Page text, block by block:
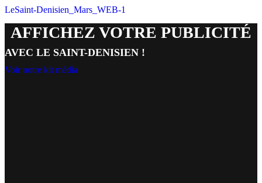
LeSaint-Denisien_Mars_WEB-1
AFFICHEZ VOTRE PUBLICITÉ
AVEC LE SAINT-DENISIEN !
Voir notre kit média